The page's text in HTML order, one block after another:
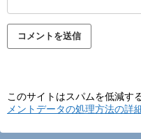
このサイトはスパムを低減す
メントデータの処理方法の詳